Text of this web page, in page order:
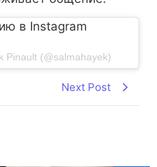
в Instagram
Pinault (@salmahayek)
Next Post